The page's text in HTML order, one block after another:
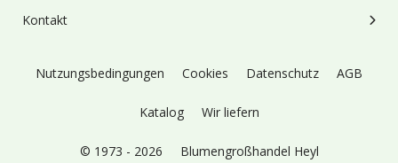
Kontakt
Nutzungsbedingungen Cookies Datenschutz AGB
Katalog Wir liefern
© 1973 - 2026 Blumengroßhandel Heyl